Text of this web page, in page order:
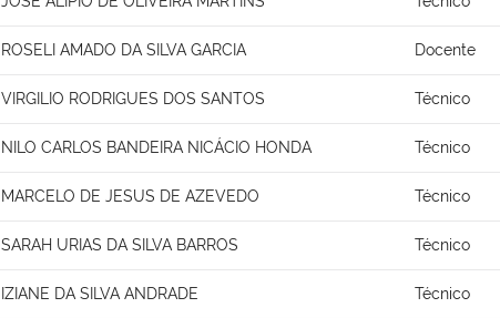
ROSELI AMADO DA SILVA GARCIA Docente
VIRGILIO RODRIGUES DOS SANTOS Técnico
NILO CARLOS BANDEIRA NICÁCIO HONDA Técnico
MARCELO DE JESUS DE AZEVEDO Técnico
SARAH URIAS DA SILVA BARROS Técnico
IZIANE DA SILVA ANDRADE Técnico